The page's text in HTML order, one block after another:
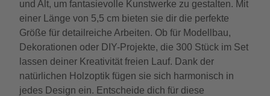
und Alt, um fantasievolle Kunstwerke zu gestalten. Mit
einer Länge von 5,5 cm bieten sie dir die perfekte
Größe für detailreiche Arbeiten. Ob für Modellbau,
Dekorationen oder DIY-Projekte, die 300 Stück im Set
lassen deiner Kreativität freien Lauf. Dank der
natürlichen Holzoptik fügen sie sich harmonisch in
jedes Design ein. Entscheide dich für diese